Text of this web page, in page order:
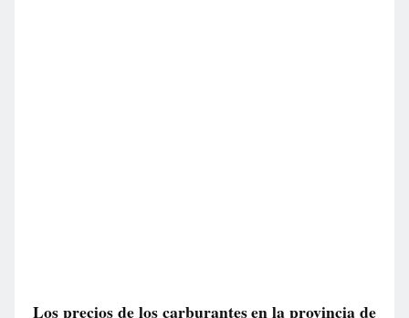
Los precios de los carburantes en la provincia de